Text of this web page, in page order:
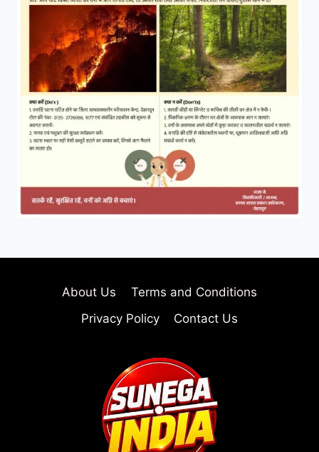
About Us
Terms and Conditions
Privacy Policy
Contact Us